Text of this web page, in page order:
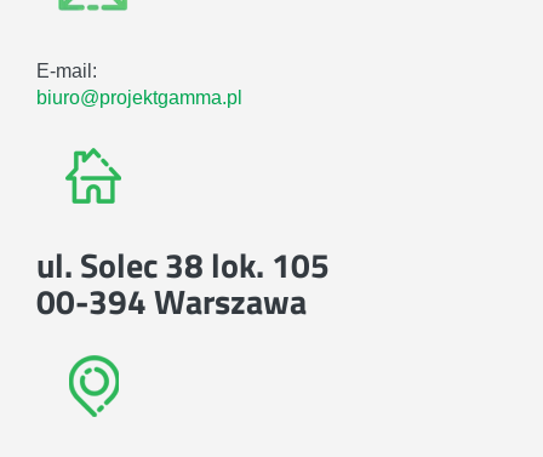
E-mail:
biuro@projektgamma.pl
ul. Solec 38 lok. 105
00-394 Warszawa